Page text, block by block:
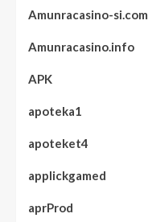
Amunracasino-si.com
Amunracasino.info
APK
apoteka1
apoteket4
applickgamed
aprProd